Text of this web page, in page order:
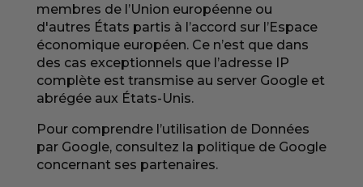
membres de l’Union européenne ou
d'autres États partis à l’accord sur l’Espace
économique européen. Ce n’est que dans
des cas exceptionnels que l’adresse IP
complète est transmise au server Google et
abrégée aux États-Unis.
Pour comprendre l’utilisation de Données
par Google, consultez la politique de Google
concernant ses partenaires.